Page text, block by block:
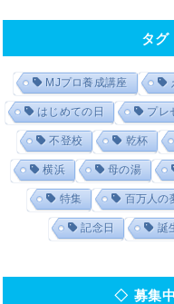
タグ
MJプロ養成講座
はじめての日 プレ
不登校 乾杯
横浜 母の湯
特集 百万人の
記念日 誕
◇ 募集